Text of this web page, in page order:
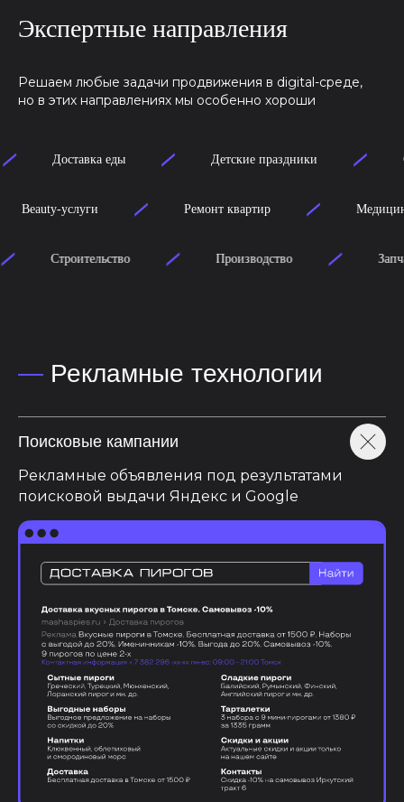
Экспертные направления
Решаем любые задачи продвижения в digital-среде,
но в этих направлениях мы особенно хороши
Доставка еды Детские праздники СМИ
Beauty-услуги Ремонт квартир
Производство Запчасти
— Рекламные технологии
Поисковые кампании
Рекламные объявления под результатами
поисковой выдачи Яндекс и Google